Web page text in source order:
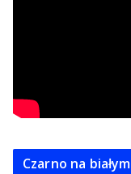
Czarno na białym